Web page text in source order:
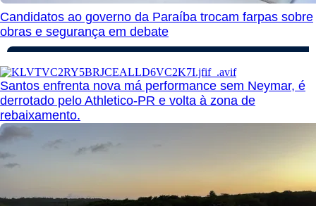
Candidatos ao governo da Paraíba trocam farpas sobre
obras e segurança em debate
Santos enfrenta nova má performance sem Neymar, é
derrotado pelo Athletico-PR e volta à zona de
rebaixamento.